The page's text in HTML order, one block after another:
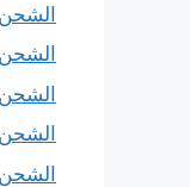
الشحن
الشحن